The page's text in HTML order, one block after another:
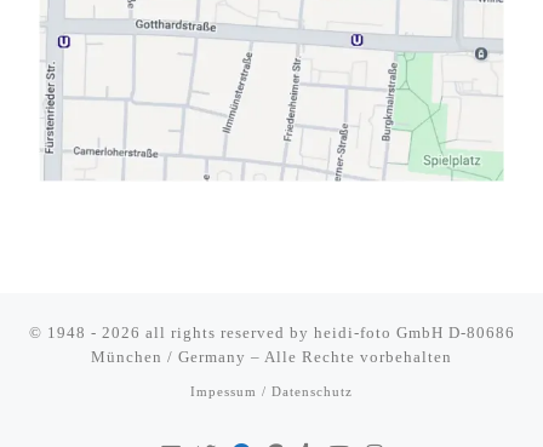
© 1948 - 2026 all rights reserved by heidi-foto GmbH D-80686
München / Germany – Alle Rechte vorbehalten
Impessum / Datenschutz